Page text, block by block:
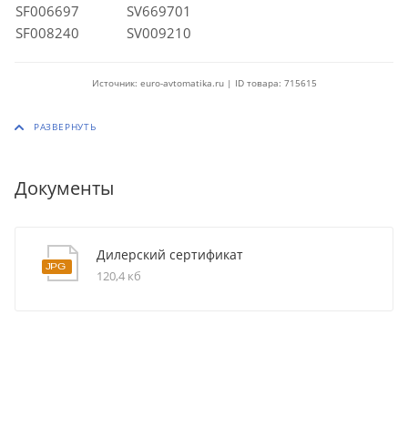
SF006697
SV669701
SF008240
SV009210
Источник: euro-avtomatika.ru | ID товара: 715615
Документы
Дилерский сертификат
120,4 кб